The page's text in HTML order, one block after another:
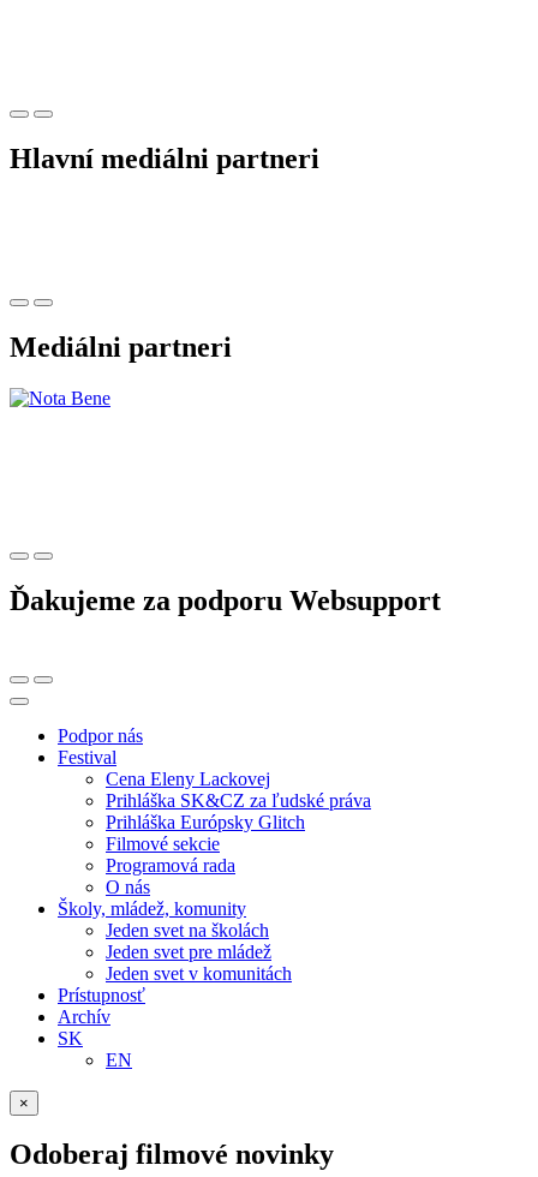
Hlavní mediálni partneri
Mediálni partneri
Ďakujeme za podporu Websupport
Podpor nás
Festival
Cena Eleny Lackovej
Prihláška SK&CZ za ľudské práva
Prihláška Európsky Glitch
Filmové sekcie
Programová rada
O nás
Školy, mládež, komunity
Jeden svet na školách
Jeden svet pre mládež
Jeden svet v komunitách
Prístupnosť
Archív
SK
EN
×
Odoberaj filmové novinky